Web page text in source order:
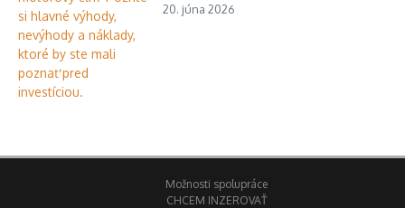
20. júna 2026
Možnosti spolupráce
CHCEM INZEROVAŤ